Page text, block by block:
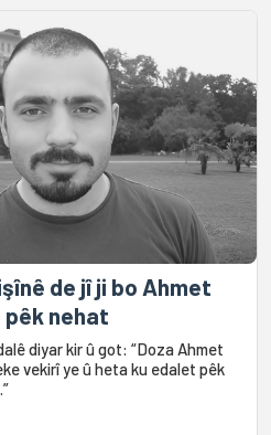
de jî ji bo Ahmet
nehat
diyar kir û got: “Doza Ahmet
vekirî ye û heta ku edalet pêk